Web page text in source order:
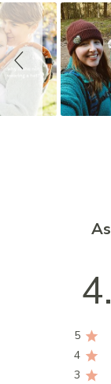
i
d
e
s
h
o
5
4
3